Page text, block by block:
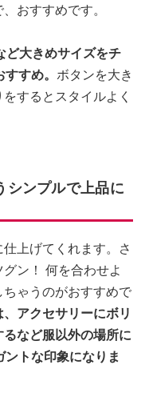
おすすめです。
ど大きめサイズをチ
すめ。 ボタンを大き
するとスタイルよく
シンプルで上品に
上げてくれます。さ
ン！ 何を合わせよ
ゃうのがおすすめで
アクセサリーにボリ
など服以外の場所に
トな印象になりま